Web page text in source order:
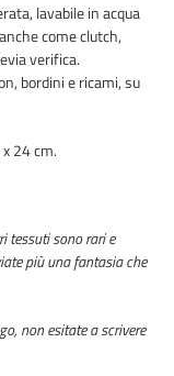
lavabile in acqua
come clutch,
verifica.
bordini e ricami, su
24 cm.
tessuti sono rari e
più una fantasia che
non esitate a scrivere